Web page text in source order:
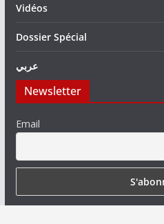
Vidéos
Dossier Spécial
عربي
Newsletter
Email